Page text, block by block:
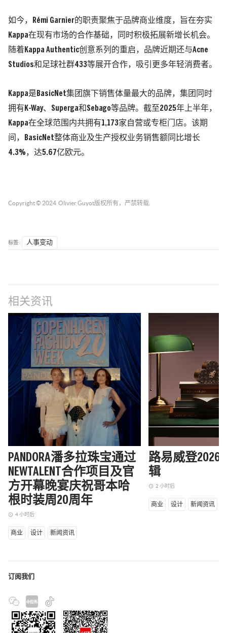
如今，Rémi Garnier的职责聚焦于品牌商业维度，旨在夯实
Kappa在现有市场的合作基础，同时积极拓展新增长机会。
随着Kappa Authentic创意系列的重启，品牌近期还与Acne
Studios和足球社群433等展开合作，吸引更多年轻消费者。
Kappa是BasicNet集团旗下销售体量最大的品牌，集团同时
拥有K-Way、Superga和Sebago等品牌。截至2025年上半年，
Kappa在全球范围内共拥有1,173家自营或专柜门店。该期
间，BasicNet整体商业及生产授权业务销售额同比增长
4.3%，达5.67亿欧元。
Copyright © 2024 Olivier Guyot版权所有，严禁转载.
标签 : 人事变动
相关资讯
PANDORA潘多拉珠宝通过
NEWTALENT合作项目及官
方开幕晚宴庆祝哥本哈
根时装周20周年
access_time 4 小时后
商业 设计 新闻资讯
路易威登2026
辑
access_time 2 小时后
商业 设计 新闻资讯
订阅我们